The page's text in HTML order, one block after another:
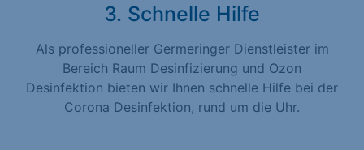
3. Schnelle Hilfe
Als professioneller Germeringer Dienstleister im
Bereich Raum Desinfizierung und Ozon
Desinfektion bieten wir Ihnen schnelle Hilfe bei der
Corona Desinfektion, rund um die Uhr.